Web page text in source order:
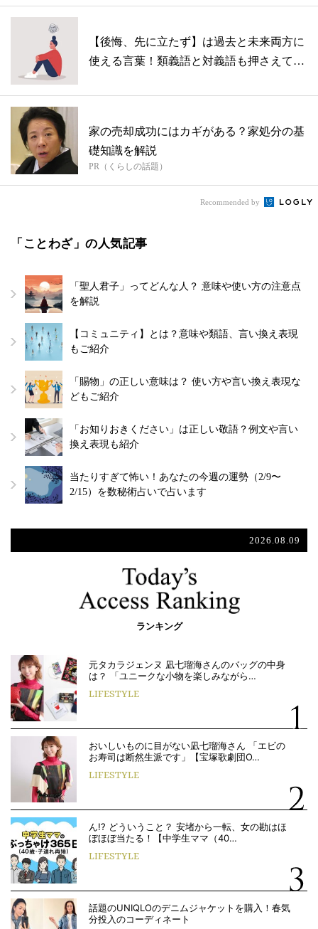
【後悔、先に立たず】は過去と未来両方に
使える言葉！類義語と対義語も押さえてお
家の売却成功にはカギがある？家処分の基
礎知識を解説
PR（くらしの話題）
Recommended by
「ことわざ」の人気記事
「聖人君子」ってどんな人？ 意味や使い方の注意点
を解説
【コミュニティ】とは？意味や類語、言い換え表現
もご紹介
「賜物」の正しい意味は？ 使い方や言い換え表現な
どもご紹介
「お知りおきください」は正しい敬語？例文や言い
換え表現も紹介
当たりすぎて怖い！あなたの今週の運勢（2/9〜
2/15）を数秘術占いで占います
2026.08.09
ランキング
元タカラジェンヌ 凪七瑠海さんのバッグの中身
は？ 「ユニークな小物を楽しみながら…
LIFESTYLE
おいしいものに目がない凪七瑠海さん 「エビの
お寿司は断然生派です」【宝塚歌劇団O…
LIFESTYLE
ん!? どういうこと？ 安堵から一転、女の勘はほ
ぼほぼ当たる！【中学生ママ（40…
LIFESTYLE
話題のUNIQLOのデニムジャケットを購入！春気
分投入のコーディネート